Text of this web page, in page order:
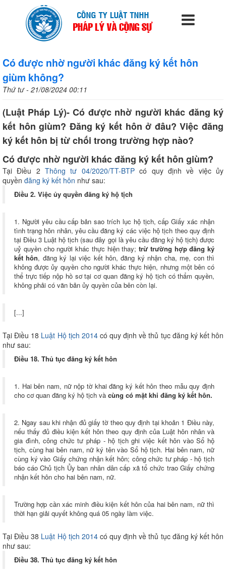
Có được nhờ người khác đăng ký kết hôn
giùm không?
Thứ tư - 21/08/2024 00:11
(Luật Pháp Lý)- Có được nhờ người khác đăng ký
kết hôn giùm? Đăng ký kết hôn ở đâu? Việc đăng
ký kết hôn bị từ chối trong trường hợp nào?
Có được nhờ người khác đăng ký kết hôn giùm?
Tại Điều 2Thông tư 04/2020/TT-BTPcó quy định về việc ủy
quyền đăng ký kết hôn như sau:
Điều 2. Việc ủy quyền đăng ký hộ tịch
1. Người yêu cầu cấp bản sao trích lục hộ tịch, cấp Giấy xác nhận
tình trạng hôn nhân, yêu cầu đăng ký các việc hộ tịch theo quy định
tại Điều 3 Luật hộ tịch (sau đây gọi là yêu cầu đăng ký hộ tịch) được
uỷ quyền cho người khác thực hiện thay; trừ trường hợp đăng ký
kết hôn, đăng ký lại việc kết hôn, đăng ký nhận cha, mẹ, con thì
không được ủy quyền cho người khác thực hiện, nhưng một bên có
thể trực tiếp nộp hồ sơ tại cơ quan đăng ký hộ tịch có thẩm quyền,
không phải có văn bản ủy quyền của bên còn lại.
[...]
Tại Điều 18 Luật Hộ tịch 2014có quy định về thủ tục đăng ký kết hôn
như sau:
Điều 18. Thủ tục đăng ký kết hôn
1. Hai bên nam, nữ nộp tờ khai đăng ký kết hôn theo mẫu quy định
cho cơ quan đăng ký hộ tịch và cùng có mặt khi đăng ký kết hôn.
2. Ngay sau khi nhận đủ giấy tờ theo quy định tại khoản 1 Điều này,
nếu thấy đủ điều kiện kết hôn theo quy định của Luật hôn nhân và
gia đình, công chức tư pháp - hộ tịch ghi việc kết hôn vào Sổ hộ
tịch, cùng hai bên nam, nữ ký tên vào Sổ hộ tịch. Hai bên nam, nữ
cùng ký vào Giấy chứng nhận kết hôn; công chức tư pháp - hộ tịch
báo cáo Chủ tịch Ủy ban nhân dân cấp xã tổ chức trao Giấy chứng
nhận kết hôn cho hai bên nam, nữ.
Trường hợp cần xác minh điều kiện kết hôn của hai bên nam, nữ thì
thời hạn giải quyết không quá 05 ngày làm việc.
Tại Điều 38 Luật Hộ tịch 2014có quy định về thủ tục đăng ký kết hôn
như sau:
Điều 38. Thủ tục đăng ký kết hôn